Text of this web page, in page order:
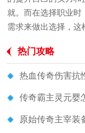
就。而在选择职业时
需求来做出选择，这
热门攻略
热血传奇伤害抗
传奇霸主灵元婴
原始传奇主宰装